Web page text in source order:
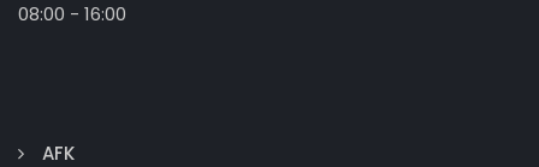
08:00 - 16:00
AFK